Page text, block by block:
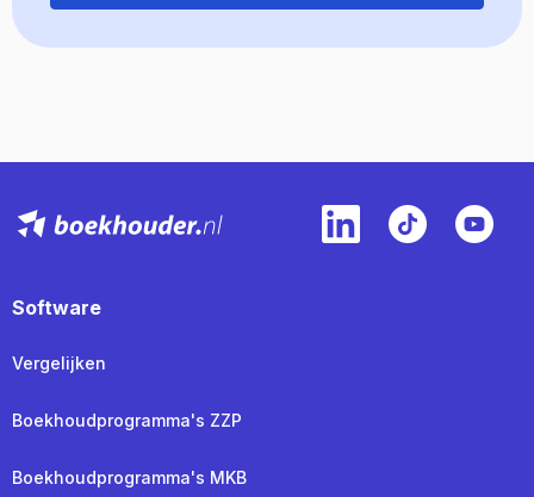
Software
Vergelijken
Boekhoudprogramma's ZZP
Boekhoudprogramma's MKB